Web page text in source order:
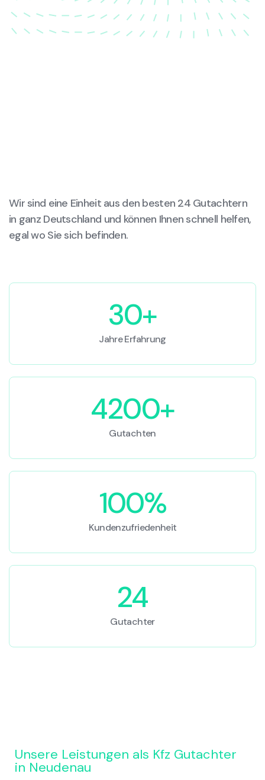
Wir sind eine Einheit aus den besten 24 Gutachtern
in ganz Deutschland und können Ihnen schnell helfen,
egal wo Sie sich befinden.
30+
Jahre Erfahrung
4200+
Gutachten
100%
Kundenzufriedenheit
24
Gutachter
Unsere Leistungen als Kfz Gutachter
in Neudenau